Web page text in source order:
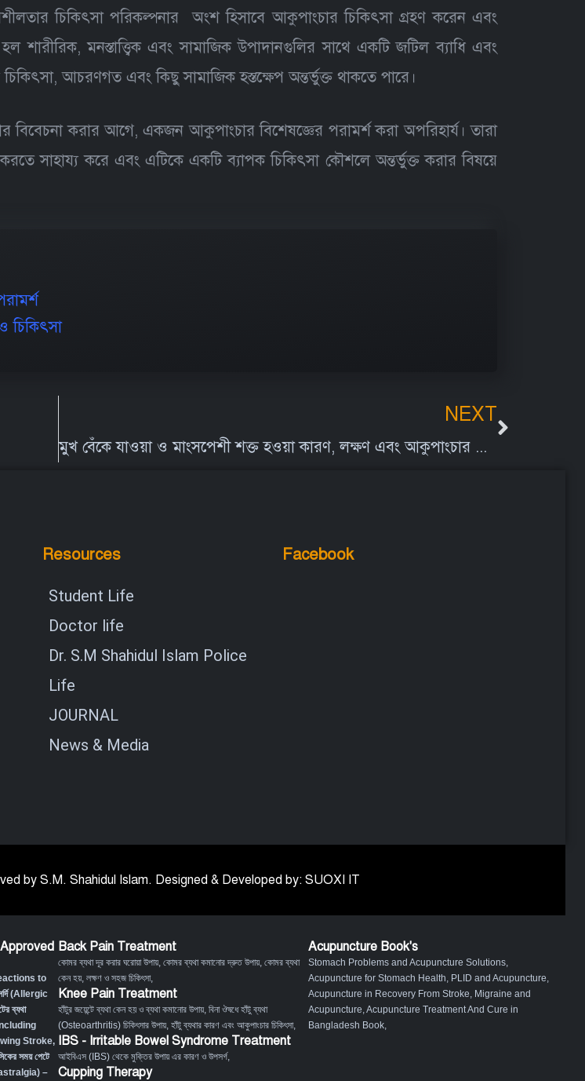
চিকিৎসা পরিকল্পনার অংশ হিসাবে আকুপাংচার চিকিৎসা গ্রহণ করেন এবং
শারীরিক, মনস্তাত্ত্বিক এবং সামাজিক উপাদানগুলির সাথে একটি জটিল ব্যাধি এবং
আচরণগত এবং কিছু সামাজিক হস্তক্ষেপ অন্তর্ভুক্ত থাকতে পারে।
বিবেচনা করার আগে, একজন আকুপাংচার বিশেষজ্ঞের পরামর্শ করা অপরিহার্য। তারা
করতে সাহায্য করে এবং এটিকে একটি ব্যাপক চিকিৎসা কৌশলে অন্তর্ভুক্ত করার বিষয়ে
চিকিৎসা
NEXT
মুখ বেঁকে যাওয়া ও মাংসপেশী শক্ত হওয়া কারণ, লক্ষণ এবং আকুপাংচার চিকিৎসা | Bell’s Palsy
Resources
Student Life
Doctor life
Dr. S.M Shahidul Islam Police
Life
JOURNAL
News & Media
Facebook
by S.M. Shahidul Islam. Designed & Developed by: SUOXI IT
Reactions to
সর্দি (Allergic
ব্যথা
Stroke,
সময় পেটে
–
Back Pain Treatment
কোমর ব্যথা দূর করার ঘরোয়া উপায় কোমর ব্যথা কমানোর দ্রুত উপায় কোমর ব্যথা
কেন হয়, লক্ষণ ও সহজ চিকিৎসা,
Knee Pain Treatment
হাঁটুর জয়েন্টে ব্যথা কেন হয় ও ব্যথা কমানোর উপায় বিনা ঔষধে হাঁটু ব্যথা
(Osteoarthritis) চিকিৎসার উপায় হাঁটু ব্যথার কারণ এবং আকুপাংচার চিকিৎসা,
IBS - Irritable Bowel Syndrome Treatment
আইবিএস (IBS) থেকে মুক্তির উপায় এর কারণ ও উপসর্গ,
Cupping Therapy
Acupuncture Book's
Stomach Problems and Acupuncture Solutions,
Acupuncture for Stomach Health PLID and Acupuncture
Acupuncture in Recovery From Stroke Migraine and
Acupuncture Acupuncture Treatment And Cure in
Bangladesh Book,